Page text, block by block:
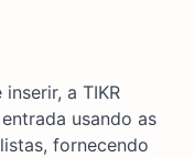
a TIKR
usando as
fornecendo